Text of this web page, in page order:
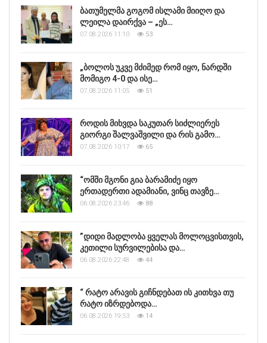
ბათუმელმა გოგომ ისლამი მიიღო და
ლეილა დაირქვა – „ეს…
07.08.2026 11:10 53
„ბოლოს უკვე მძიმედ რომ იყო, ნარდში
მომიგო 4-0 და ისე…
07.08.2026 11:05 51
როდის მიხვდა საკუთარ სიძლიერეს
გიორგი შალვაშვილი და რის გამო…
07.08.2026 10:17 65
“ომში მგონი გია ბარამიძე იყო
ერთადერთი ადამიანი, ვინც თავზე…
06.08.2026 23:46 88
”დიდი მადლობა ყველას მოლოცვისთვის,
კეთილი სურვილებისა და…
06.08.2026 22:48 44
“ რატო არავის გიჩნდებათ ის კითხვა თუ
რატო იზრდებოდა…
06.08.2026 19:53 14